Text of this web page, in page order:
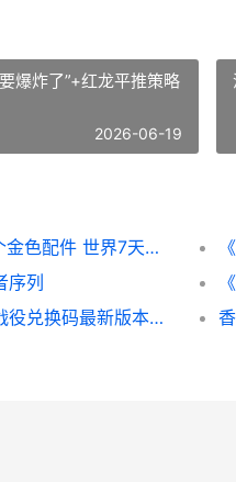
爆炸了”+红龙平推策略
2026-06-19
7日世界前期不收费获取4个金色配件 世界7天赋书爆率
序列
远古战役兑换码锦集 远古战役兑换码最新版本更新内容